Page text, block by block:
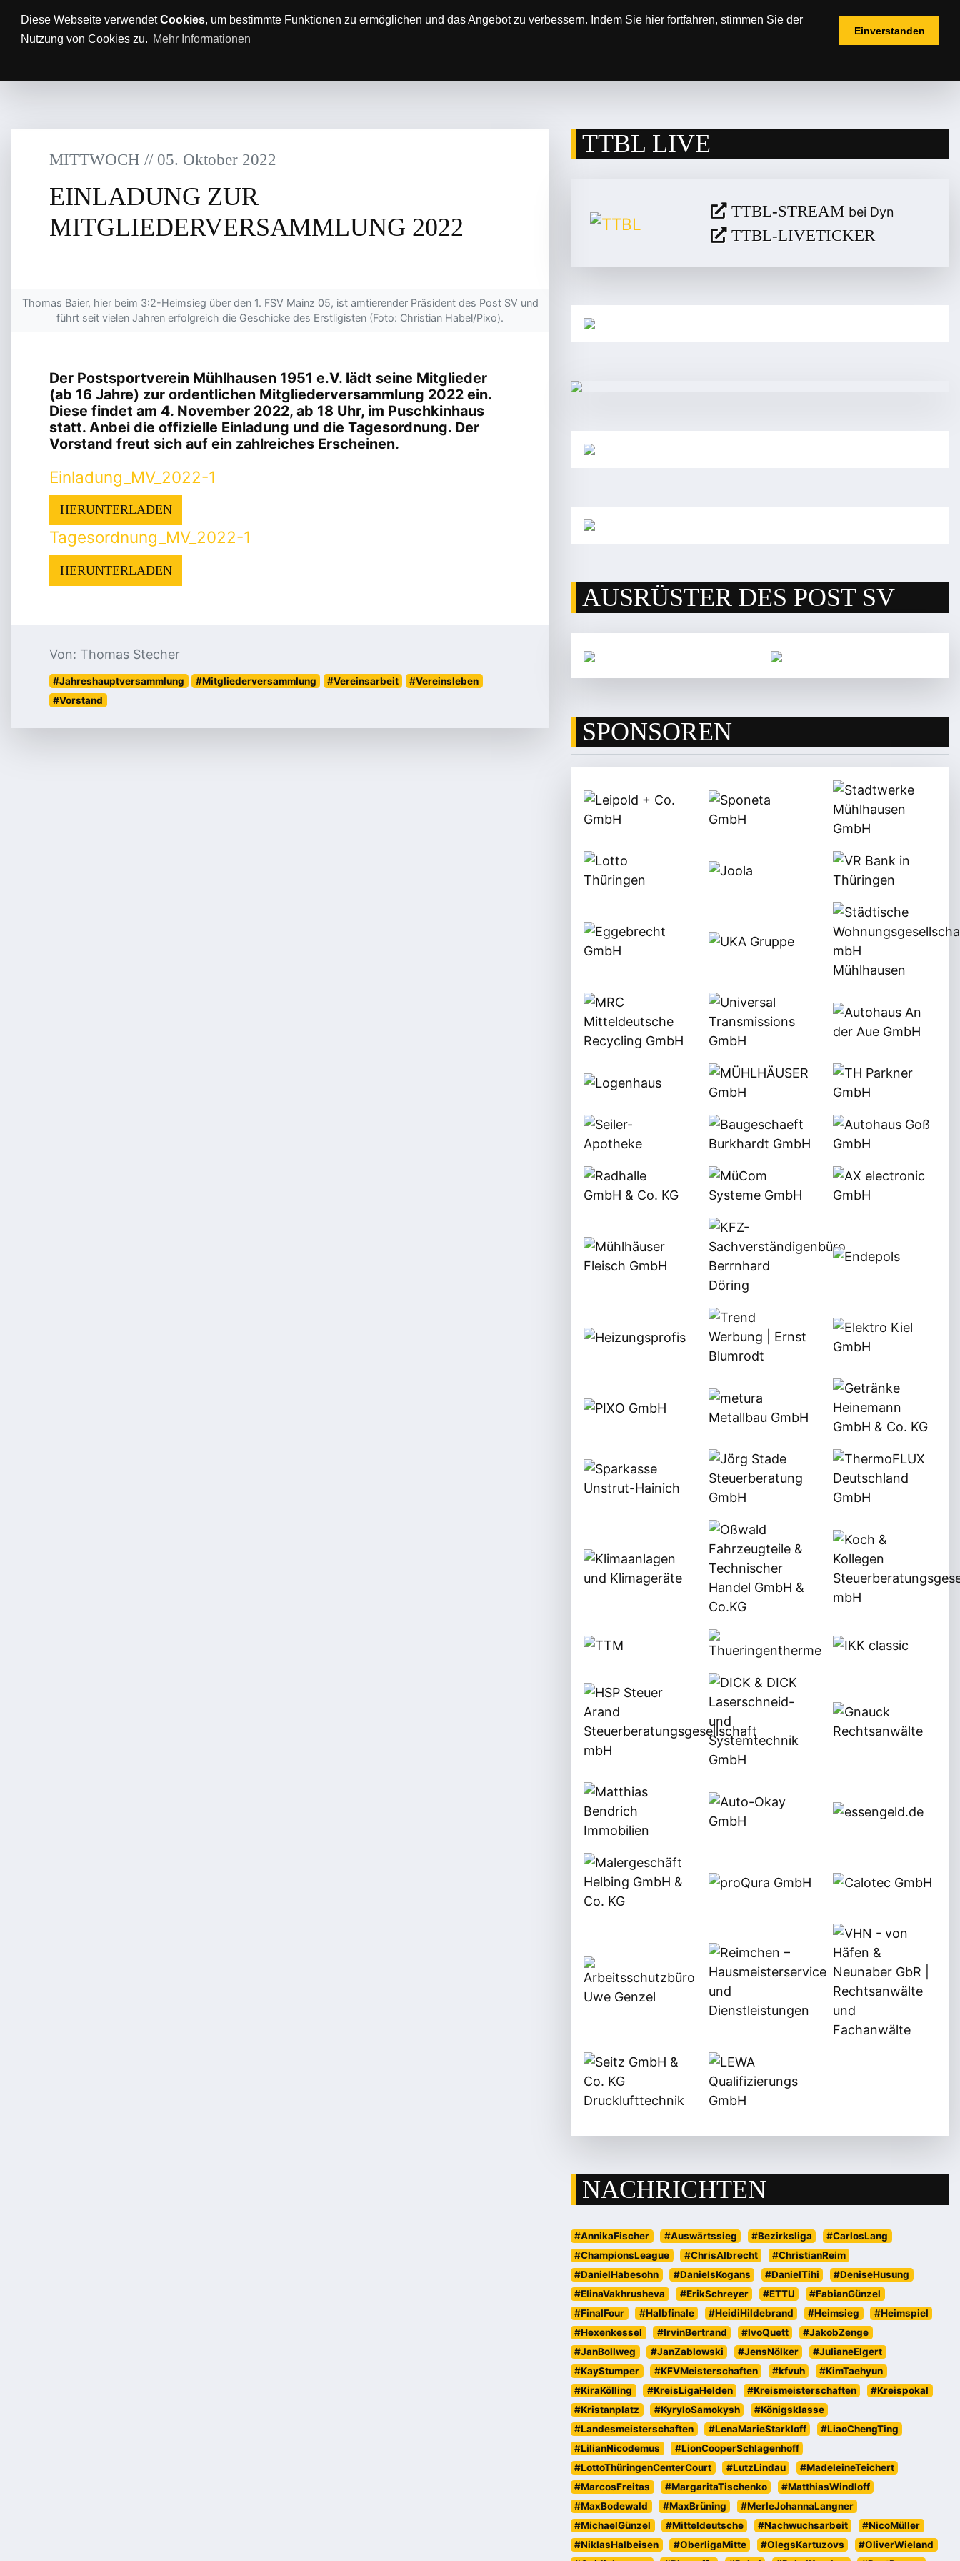
Diese Webseite verwendetCookies, um bestimmte Funktionen zu ermöglichen und das Angebot zu verbessern. Indem Sie hier fortfahren, stimmen Sie der
Nutzung von Cookies zu. Mehr Informationen
Einverstanden
Anfahrt/Parkplätze Impressum Datenschutz
MITTWOCH // 05. Oktober 2022
EINLADUNG ZUR
MITGLIEDERVERSAMMLUNG 2022
Thomas Baier, hier beim 3:2-Heimsieg über den 1. FSV Mainz 05, ist amtierender Präsident des Post SV und
führt seit vielen Jahren erfolgreich die Geschicke des Erstligisten (Foto: Christian Habel/Pixo).
Der Postsportverein Mühlhausen 1951 e.V. lädt seine Mitglieder
(ab 16 Jahre) zur ordentlichen Mitgliederversammlung 2022 ein.
Diese findet am 4. November 2022, ab 18 Uhr, im Puschkinhaus
statt. Anbei die offizielle Einladung und die Tagesordnung. Der
Vorstand freut sich auf ein zahlreiches Erscheinen.
Einladung_MV_2022-1
HERUNTERLADEN
Tagesordnung_MV_2022-1
HERUNTERLADEN
Von: Thomas Stecher
#Jahreshauptversammlung #Mitgliederversammlung #Vereinsarbeit
#Vereinsleben
#Vorstand
TTBL LIVE
TTBL-STREAM bei Dyn
TTBL-LIVETICKER
AUSRÜSTER DES POST SV
SPONSOREN
NACHRICHTEN
#AnnikaFischer #Auswärtssieg #Bezirksliga
#CarlosLang
#ChampionsLeague
#ChrisAlbrecht
#ChristianReim
#DanielHabesohn
#DanielsKogans #DanielTihi
#DeniseHusung
#ElinaVakhrusheva
#ErikSchreyer #ETTU
#FabianGünzel
#FinalFour
#Halbfinale #HeidiHildebrand #Heimsieg
#Heimspiel
#Hexenkessel
#IrvinBertrand #IvoQuett
#JakobZenge
#JanBollweg
#JanZablowski #JensNölker
#JulianeElgert
#KayStumper
#KFVMeisterschaften #kfvuh
#KimTaehyun
#KiraKölling
#KreisLigaHelden #Kreismeisterschaften
#Kreispokal
#Kristanplatz
#KyryloSamokysh
#Königsklasse
#Landesmeisterschaften
#LenaMarieStarkloff
#LiaoChengTing
#LilianNicodemus
#LionCooperSchlagenhoff
#LottoThüringenCenterCourt
#LutzLindau
#MadeleineTeichert
#MarcosFreitas
#MargaritaTischenko
#MatthiasWindloff
#MaxBodewald
#MaxBrüning
#MerleJohannaLangner
#MichaelGünzel
#Mitteldeutsche #Nachwuchsarbeit
#NicoMüller
#NiklasHalbeisen
#OberligaMitte #OlegsKartuzovs
#OliverWieland